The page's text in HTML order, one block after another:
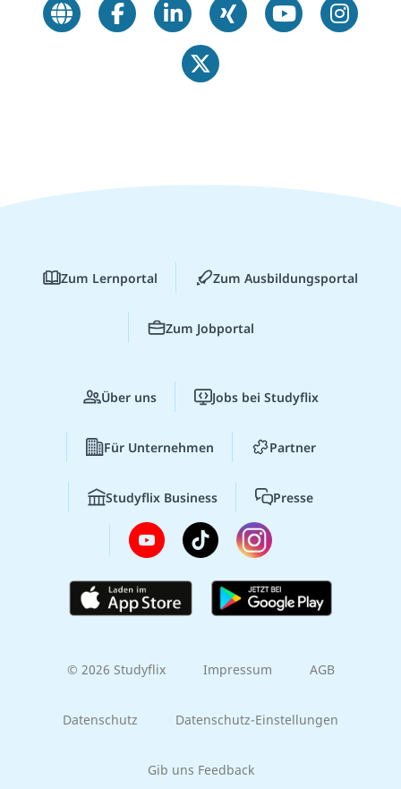
Zum Lernportal Zum Ausbildungsportal
Zum Jobportal
Über uns Jobs bei Studyflix
Für Unternehmen Partner
Studyflix Business Presse
© 2026 Studyflix Impressum AGB
Datenschutz Datenschutz-Einstellungen
Gib uns Feedback